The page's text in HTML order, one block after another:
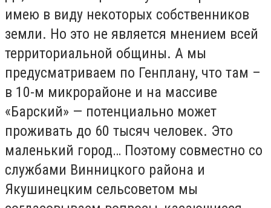
имею в виду некоторых собственников
земли. Но это не является мнением всей
территориальной общины. А мы
предусматриваем по Генплану, что там –
в 10-м микрорайоне и на массиве
«Барский» — потенциально может
проживать до 60 тысяч человек. Это
маленький город… Поэтому совместно со
службами Винницкого района и
Якушинецким сельсоветом мы